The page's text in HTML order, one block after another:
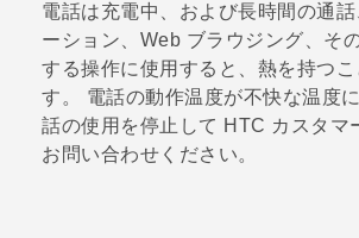
Login
電話は充電中、および長時間の通
ーション、Web ブラウジング、そ
する操作に使用すると、熱を持つこ
す。 電話の動作温度が不快な温度
話の使用を停止して HTC カスタマ
お問い合わせください。